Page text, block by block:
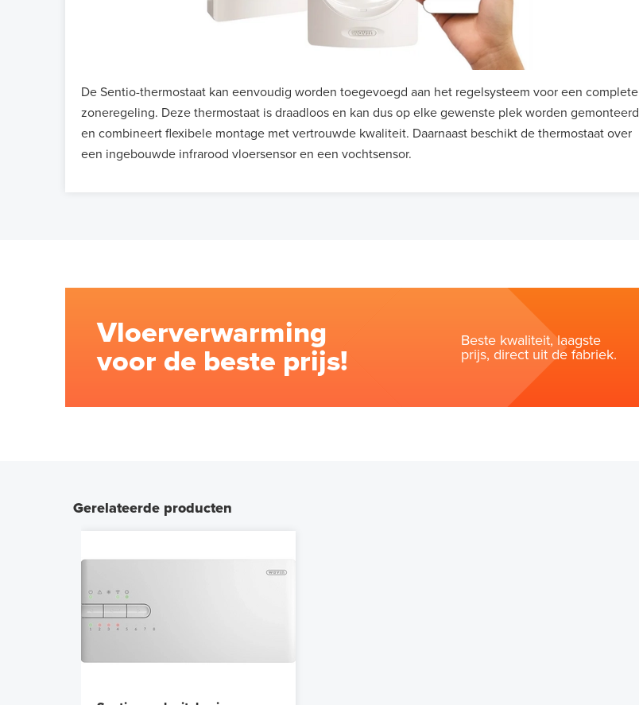
De Sentio-thermostaat kan eenvoudig worden toegevoegd aan het regelsysteem voor een complete
zoneregeling. Deze thermostaat is draadloos en kan dus op elke gewenste plek worden gemonteerd
en combineert flexibele montage met vertrouwde kwaliteit. Daarnaast beschikt de thermostaat over
een ingebouwde infrarood vloersensor en een vochtsensor.
Vloerverwarming
voor de beste prijs!
Beste kwaliteit, laagste
prijs, direct uit de fabriek.
Gerelateerde producten